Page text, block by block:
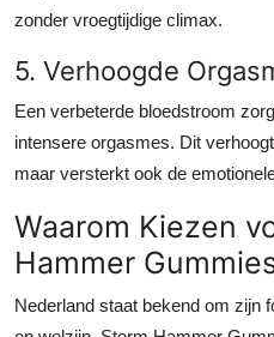
zonder vroegtijdige climax.
5. Verhoogde
Een verbeterde bloedstroom
intensere orgasmes. Dit
maar versterkt ook de
Waarom Kiezen
Hammer
Nederland staat bekend om zijn